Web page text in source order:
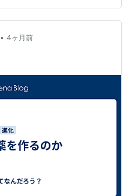
か？そこに焦点を合わせ
なたの生活が 本当に心か
ば きっとこれが続いて…
• 4ヶ月前